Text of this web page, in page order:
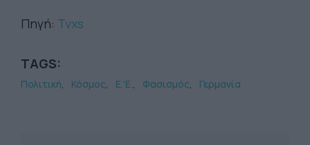
Πηγή: Tvxs
TAGS:
Πολιτική Κόσμος Ε.'Ε. Φασισμός Γερμανία